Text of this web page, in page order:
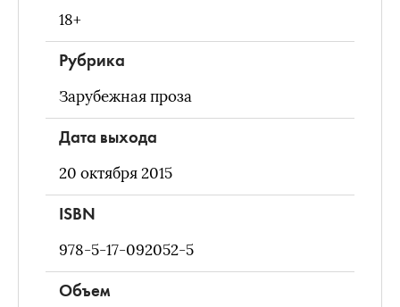
18+
Рубрика
Зарубежная проза
Дата выхода
20 октября 2015
ISBN
978-5-17-092052-5
Объем